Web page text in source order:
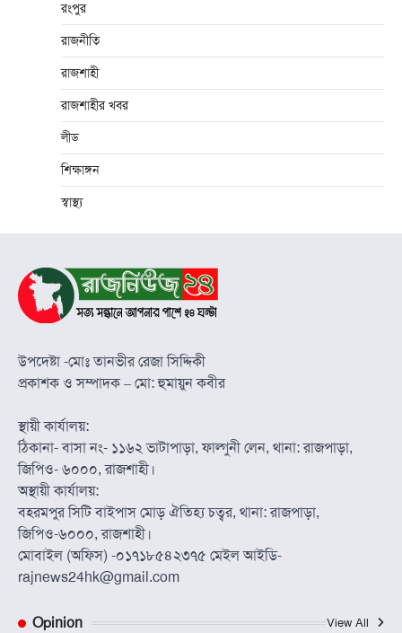
রংপুর
রাজনীতি
রাজশাহী
রাজশাহীর খবর
লীড
শিক্ষাঙ্গন
স্বাস্থ্য
উপদেষ্টা -মোঃ তানভীর রেজা সিদ্দিকী
প্রকাশক ও সম্পাদক – মো: হুমায়ুন কবীর
স্থায়ী কার্যালয়:
ঠিকানা- বাসা নং- ১১৬২ ভাটাপাড়া, ফাল্গুনী লেন, থানা: রাজপাড়া,
জিপিও- ৬০০০, রাজশাহী।
অস্থায়ী কার্যালয়:
বহরমপুর সিটি বাইপাস মোড় ঐতিহ্য চত্বর, থানা: রাজপাড়া,
জিপিও-৬০০০, রাজশাহী।
মোবাইল (অফিস) -০১৭১৮৫৪২৩৭৫ মেইল আইডি-
rajnews24hk@gmail.com
Opinion View All